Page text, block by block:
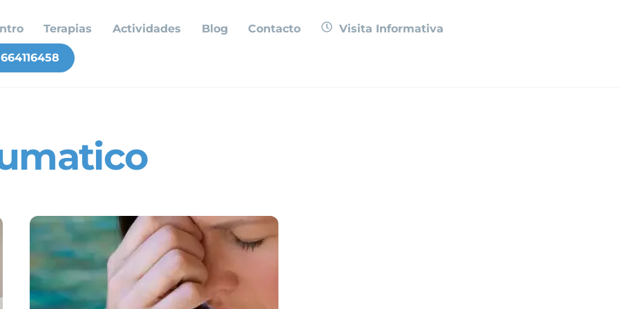
Terapias Actividades Blog Contacto Visita Informativa
664116458